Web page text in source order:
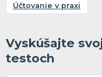
Účtovanie v praxi
Vyskúšajte
testoch